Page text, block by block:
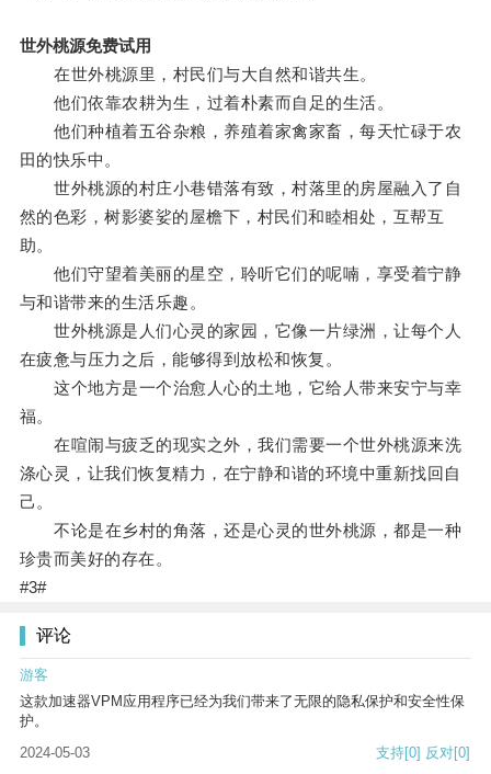
世外桃源免费试用
在世外桃源里，村民们与大自然和谐共生。
他们依靠农耕为生，过着朴素而自足的生活。
他们种植着五谷杂粮，养殖着家禽家畜，每天忙碌于农
田的快乐中。
世外桃源的村庄小巷错落有致，村落里的房屋融入了自
然的色彩，树影婆娑的屋檐下，村民们和睦相处，互帮互
助。
他们守望着美丽的星空，聆听它们的呢喃，享受着宁静
与和谐带来的生活乐趣。
世外桃源是人们心灵的家园，它像一片绿洲，让每个人
在疲惫与压力之后，能够得到放松和恢复。
这个地方是一个治愈人心的土地，它给人带来安宁与幸
福。
在喧闹与疲乏的现实之外，我们需要一个世外桃源来洗
涤心灵，让我们恢复精力，在宁静和谐的环境中重新找回自
己。
不论是在乡村的角落，还是心灵的世外桃源，都是一种
珍贵而美好的存在。
#3#
评论
游客
这款加速器VPM应用程序已经为我们带来了无限的隐私保护和安全性保
护。
2024-05-03
支持[0] 反对[0]